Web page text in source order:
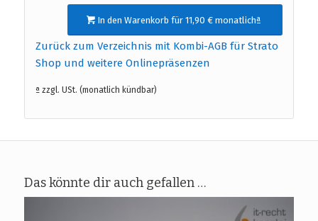
In den Warenkorb für 11,90 € monatlichª
Zurück zum Verzeichnis mit Kombi-AGB für Strato
Shop und weitere Onlinepräsenzen
ª zzgl. USt. (monatlich kündbar)
Das könnte dir auch gefallen …